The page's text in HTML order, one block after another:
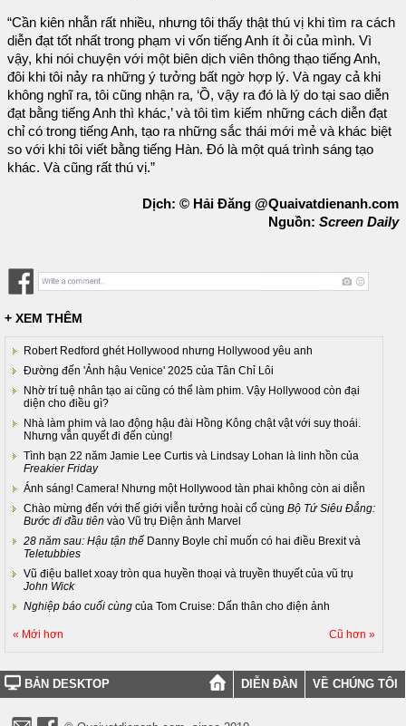
“Cần kiên nhẫn rất nhiều, nhưng tôi thấy thật thú vị khi tìm ra cách
diễn đạt tốt nhất trong phạm vi vốn tiếng Anh ít ỏi của mình. Vì
vậy, khi nói chuyện với một biên dịch viên thông thạo tiếng Anh,
đôi khi tôi nảy ra những ý tưởng bất ngờ hợp lý. Và ngay cả khi
không nghĩ ra, tôi cũng nhận ra, ‘Ồ, vậy ra đó là lý do tại sao diễn
đạt bằng tiếng Anh thì khác,’ và tôi tìm kiếm những cách diễn đạt
chỉ có trong tiếng Anh, tạo ra những sắc thái mới mẻ và khác biệt
so với khi tôi viết bằng tiếng Hàn. Đó là một quá trình sáng tạo
khác. Và cũng rất thú vị.”
Dịch: © Hải Đăng @Quaivatdienanh.com
Nguồn: Screen Daily
+ XEM THÊM
Robert Redford ghét Hollywood nhưng Hollywood yêu anh
Đường đến 'Ảnh hậu Venice' 2025 của Tân Chỉ Lôi
Nhờ trí tuệ nhân tạo ai cũng có thể làm phim. Vậy Hollywood còn đại
diện cho điều gì?
Nhà làm phim và lao động hậu đài Hồng Kông chật vật với suy thoái.
Nhưng vẫn quyết đi đến cùng!
Tình bạn 22 năm Jamie Lee Curtis và Lindsay Lohan là linh hồn của
Freakier Friday
Ánh sáng! Camera! Nhưng một Hollywood tàn phai không còn ai diễn
Chào mừng đến với thế giới viễn tưởng hoài cổ cùng Bộ Tứ Siêu Đẳng:
Bước đi đầu tiên vào Vũ trụ Điện ảnh Marvel
28 năm sau: Hậu tận thế Danny Boyle chỉ muốn có hai điều Brexit và
Teletubbies
Vũ điệu ballet xoay tròn qua huyền thoại và truyền thuyết của vũ trụ
John Wick
Nghiệp báo cuối cùng của Tom Cruise: Dấn thân cho điện ảnh
« Mới hơn Cũ hơn »
BẢN DESKTOP DIỄN ĐÀN VỀ CHÚNG TÔI